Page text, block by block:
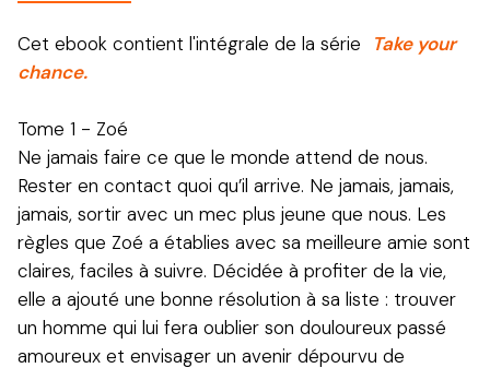
Cet ebook contient l'intégrale de la série
Take your
chance.
Tome 1 - Zoé
Ne jamais faire ce que le monde attend de nous.
Rester en contact quoi qu’il arrive. Ne jamais, jamais,
jamais, sortir avec un mec plus jeune que nous. Les
règles que Zoé a établies avec sa meilleure amie sont
claires, faciles à suivre. Décidée à profiter de la vie,
elle a ajouté une bonne résolution à sa liste : trouver
un homme qui lui fera oublier son douloureux passé
amoureux et envisager un avenir dépourvu de